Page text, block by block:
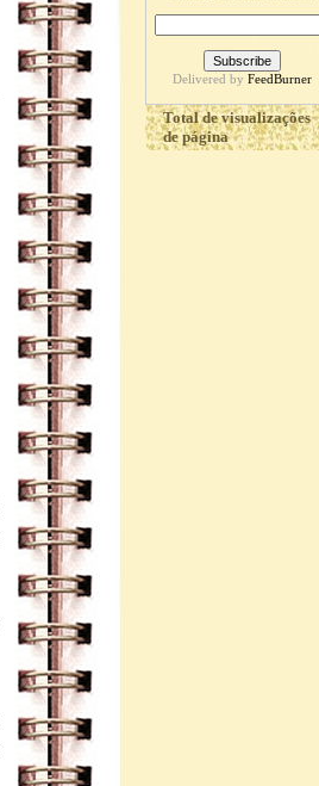
Delivered by FeedBurner
Total de visualizações
de página